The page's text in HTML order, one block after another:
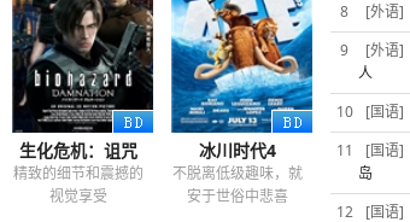
生化危机：诅咒
精致的细节和震撼的
视觉享受
冰川时代4
不脱离低级趣味，就
安于世俗中悲喜
8
[外语]
9
[外语]
人
10 [国语]
11
[国语]
岛
12 [国语]